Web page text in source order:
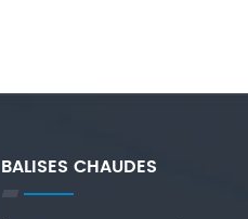
BALISES CHAUDES